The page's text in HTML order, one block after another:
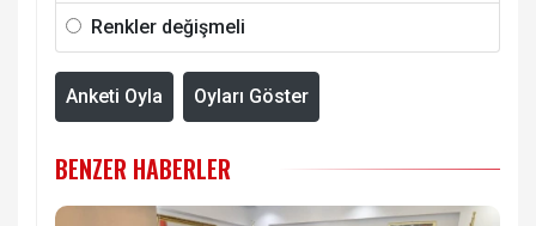
Renkler değişmeli
Anketi Oyla Oyları Göster
BENZER HABERLER